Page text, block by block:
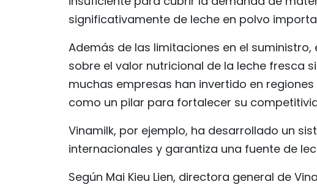
significativamente de leche en polvo
Además de las limitaciones en el
sobre el valor nutricional de la leche fresca
muchas empresas han invertido en
como un pilar para fortalecer su
Vinamilk, por ejemplo, ha desarrollado un
internacionales y garantiza una fuente de
Según Mai Kieu Lien, directora general de